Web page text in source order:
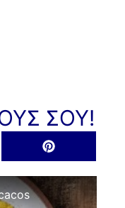
ΣΟΥ!
Share
on
Pinterest